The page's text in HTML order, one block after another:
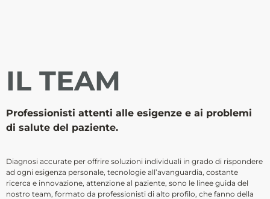
IL TEAM
Professionisti attenti alle esigenze e ai problemi
di salute del paziente.
Diagnosi accurate per offrire soluzioni individuali in grado di rispondere
ad ogni esigenza personale, tecnologie all’avanguardia, costante
ricerca e innovazione, attenzione al paziente, sono le linee guida del
nostro team, formato da professionisti di alto profilo, che fanno della